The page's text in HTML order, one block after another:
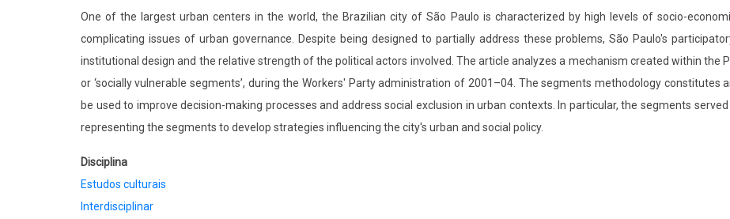
One of the largest urban centers in the world, the Brazilian city of São Paulo is characterized by high levels of socio-
complicating issues of urban governance. Despite being designed to partially address these problems, São Paulo's
institutional design and the relative strength of the political actors involved. The article analyzes a mechanism created within the
or ‘socially vulnerable segments’, during the Workers' Party administration of 2001–04. The segments methodology
be used to improve decision-making processes and address social exclusion in urban contexts. In particular, the segments
representing the segments to develop strategies influencing the city's urban and social policy.
Disciplina
Estudos culturais
Interdisciplinar